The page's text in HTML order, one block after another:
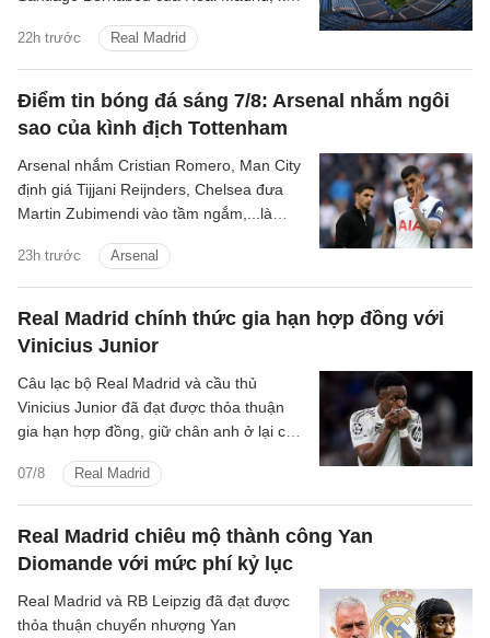
22h trước Real Madrid
quốc gia đồng chủ nhà.
Điểm tin bóng đá sáng 7/8: Arsenal nhắm ngôi
sao của kình địch Tottenham
23h trước Arsenal
Arsenal nhắm Cristian Romero, Man City
định giá Tijjani Reijnders, Chelsea đưa
Martin Zubimendi vào tầm ngắm,...là
tin bóng đá sáng 31/7.
Real Madrid chính thức gia hạn hợp đồng với
Vinicius Junior
07/8 Real Madrid
Câu lạc bộ Real Madrid và cầu thủ
Vinicius Junior đã đạt được thỏa thuận
gia hạn hợp đồng, giữ chân anh ở lại câu
Real Madrid chiêu mộ thành công Yan
Diomande với mức phí kỷ lục
Real Madrid và RB Leipzig đã đạt được
thỏa thuận chuyển nhượng Yan